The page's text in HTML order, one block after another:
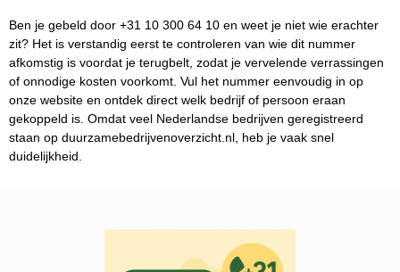
Ben je gebeld door +31 10 300 64 10 en weet je niet wie erachter
zit? Het is verstandig eerst te controleren van wie dit nummer
afkomstig is voordat je terugbelt, zodat je vervelende verrassingen
of onnodige kosten voorkomt. Vul het nummer eenvoudig in op
onze website en ontdek direct welk bedrijf of persoon eraan
gekoppeld is. Omdat veel Nederlandse bedrijven geregistreerd
staan op duurzamebedrijvenoverzicht.nl, heb je vaak snel
duidelijkheid.